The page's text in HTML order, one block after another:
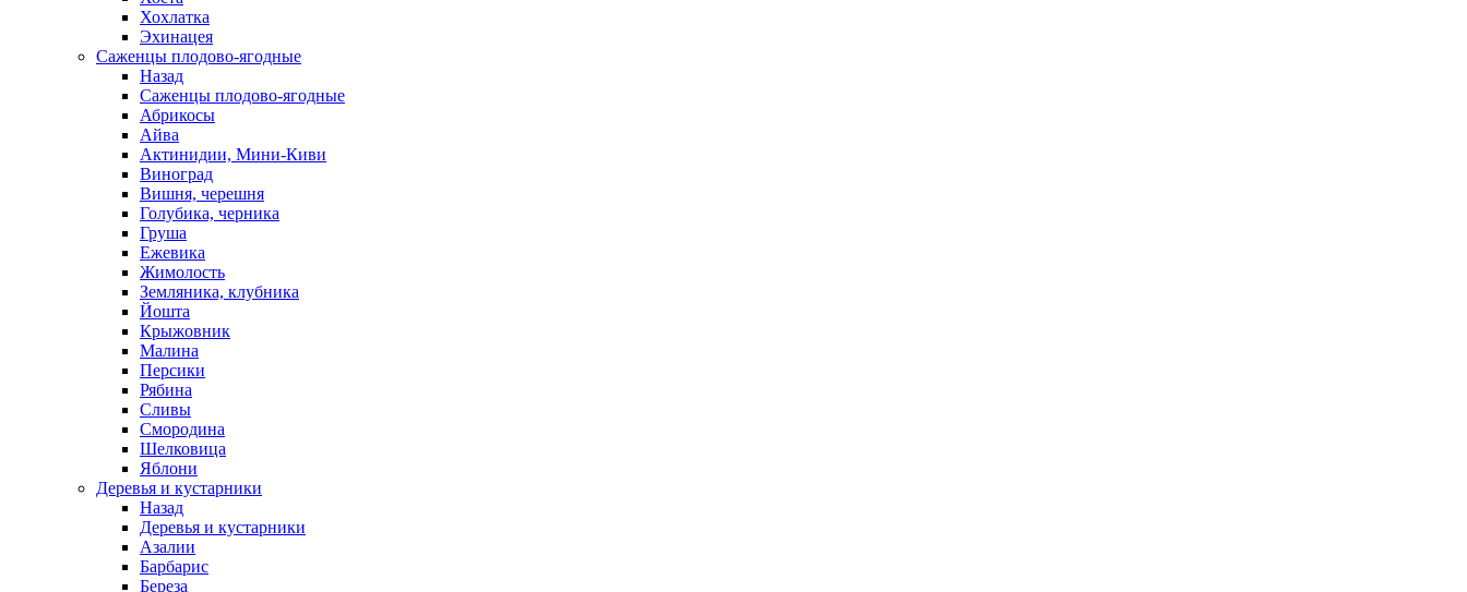
Хохлатка
Эхинацея
Саженцы плодово-ягодные
Назад
Саженцы плодово-ягодные
Абрикосы
Айва
Актинидии, Мини-Киви
Виноград
Вишня, черешня
Голубика, черника
Груша
Ежевика
Жимолость
Земляника, клубника
Йошта
Крыжовник
Малина
Персики
Рябина
Сливы
Смородина
Шелковица
Яблони
Деревья и кустарники
Назад
Деревья и кустарники
Азалии
Барбарис
Береза